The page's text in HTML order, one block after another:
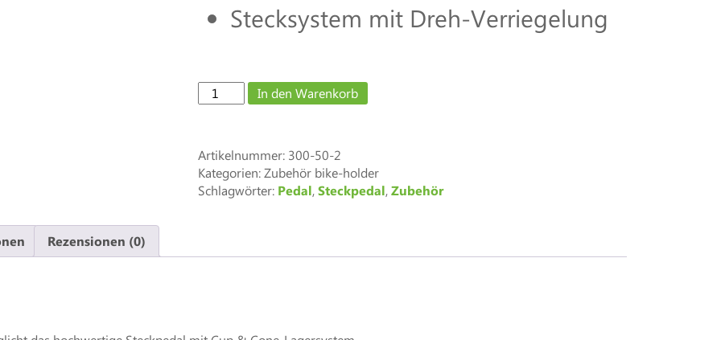
Stecksystem mit Dreh-Verriegelung
Steckpedal
BASIC
Allrounder
Menge
In den Warenkorb
Artikelnummer: 300-50-2
Kategorien: Zubehör bike-holder
Schlagwörter: Pedal,Steckpedal,Zubehör
Rezensionen (0)